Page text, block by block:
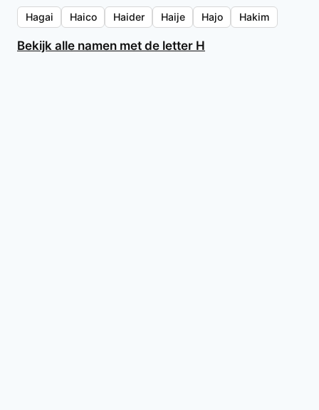
Hagai Haico Haider Haije Hajo Hakim
Bekijk alle namen met de letter H